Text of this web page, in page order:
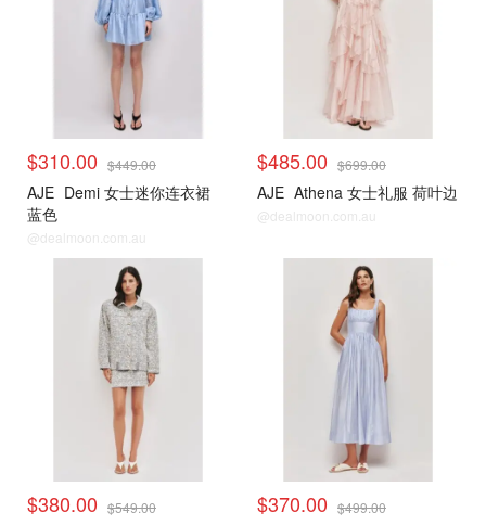
$310.00 $449.00
AJE Demi 女士迷你连衣裙
蓝色
@dealmoon.com.au
$485.00 $699.00
AJE Athena 女士礼服 荷叶边
@dealmoon.com.au
$380.00 $549.00 $370.00 $499.00